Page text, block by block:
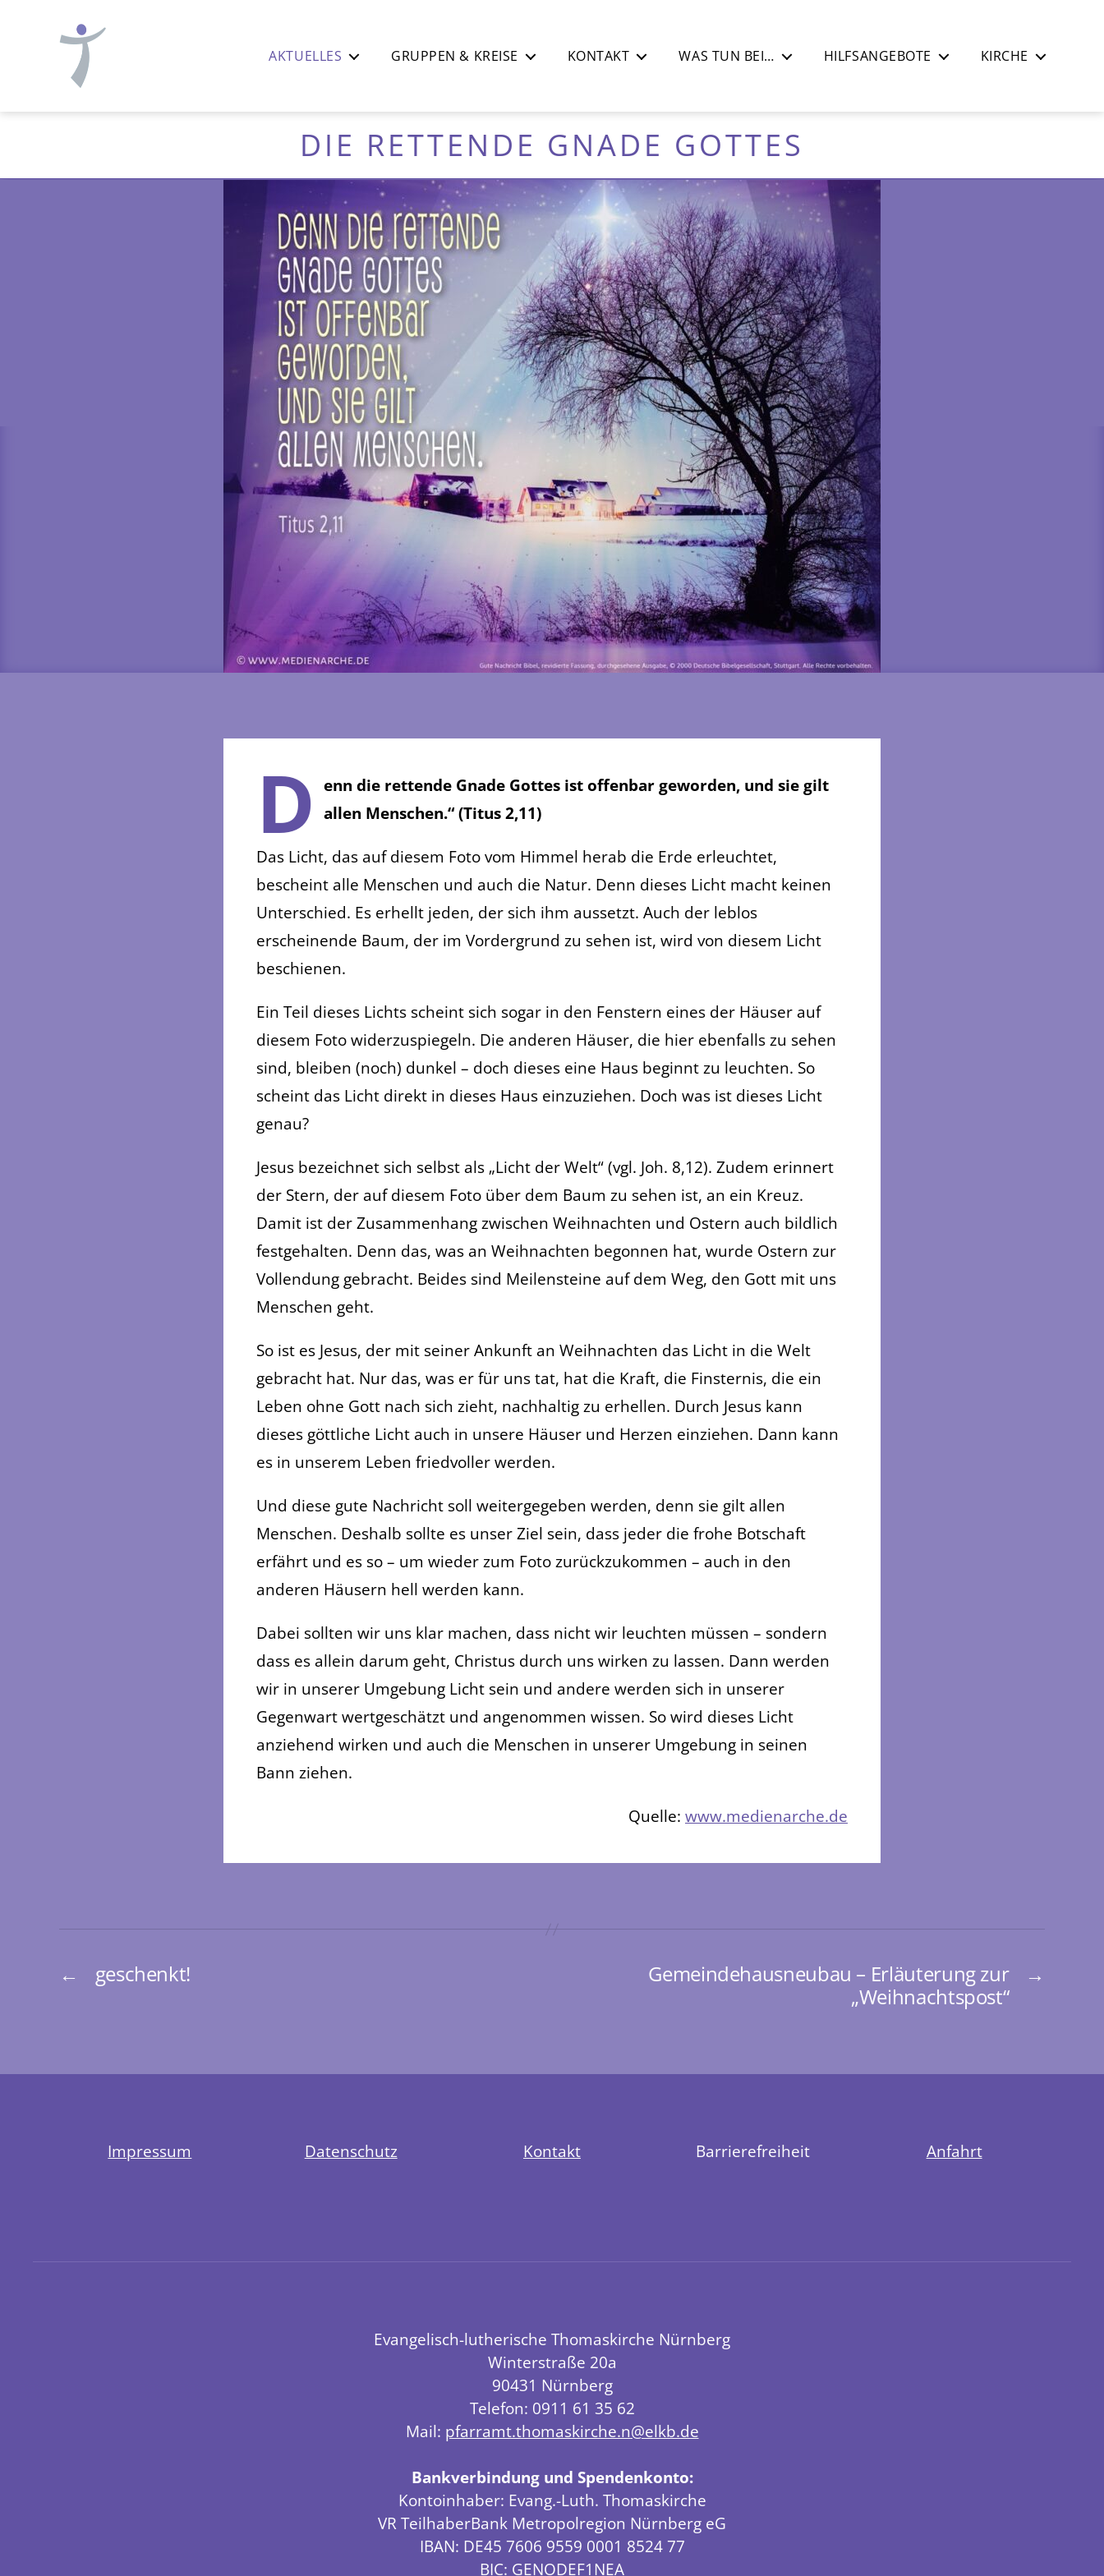
luth.
AKTUELLES GRUPPEN & KREISE KONTAKT WAS TUN BEI… HILFSANGEBOTE KIRCHE
DIE RETTENDE GNADE GOTTES
D
enn die rettende Gnade Gottes ist offenbar geworden, und sie gilt
allen Menschen.“ (Titus 2,11)
Das Licht, das auf diesem Foto vom Himmel herab die Erde erleuchtet,
bescheint alle Menschen und auch die Natur. Denn dieses Licht macht keinen
Unterschied. Es erhellt jeden, der sich ihm aussetzt. Auch der leblos
erscheinende Baum, der im Vordergrund zu sehen ist, wird von diesem Licht
beschienen.
Ein Teil dieses Lichts scheint sich sogar in den Fenstern eines der Häuser auf
diesem Foto widerzuspiegeln. Die anderen Häuser, die hier ebenfalls zu sehen
sind, bleiben (noch) dunkel – doch dieses eine Haus beginnt zu leuchten. So
scheint das Licht direkt in dieses Haus einzuziehen. Doch was ist dieses Licht
genau?
Jesus bezeichnet sich selbst als „Licht der Welt“ (vgl. Joh. 8,12). Zudem erinnert
der Stern, der auf diesem Foto über dem Baum zu sehen ist, an ein Kreuz.
Damit ist der Zusammenhang zwischen Weihnachten und Ostern auch bildlich
festgehalten. Denn das, was an Weihnachten begonnen hat, wurde Ostern zur
Vollendung gebracht. Beides sind Meilensteine auf dem Weg, den Gott mit uns
Menschen geht.
So ist es Jesus, der mit seiner Ankunft an Weihnachten das Licht in die Welt
gebracht hat. Nur das, was er für uns tat, hat die Kraft, die Finsternis, die ein
Leben ohne Gott nach sich zieht, nachhaltig zu erhellen. Durch Jesus kann
dieses göttliche Licht auch in unsere Häuser und Herzen einziehen. Dann kann
es in unserem Leben friedvoller werden.
Und diese gute Nachricht soll weitergegeben werden, denn sie gilt allen
Menschen. Deshalb sollte es unser Ziel sein, dass jeder die frohe Botschaft
erfährt und es so – um wieder zum Foto zurückzukommen – auch in den
anderen Häusern hell werden kann.
Dabei sollten wir uns klar machen, dass nicht wir leuchten müssen – sondern
dass es allein darum geht, Christus durch uns wirken zu lassen. Dann werden
wir in unserer Umgebung Licht sein und andere werden sich in unserer
Gegenwart wertgeschätzt und angenommen wissen. So wird dieses Licht
anziehend wirken und auch die Menschen in unserer Umgebung in seinen
Bann ziehen.
Quelle: www.medienarche.de
← geschenkt! →
Gemeindehausneubau – Erläuterung zur
„Weihnachtspost“
Impressum Datenschutz Kontakt Barrierefreiheit Anfahrt
Evangelisch-lutherische Thomaskirche Nürnberg
Winterstraße 20a
90431 Nürnberg
Telefon: 0911 61 35 62
Mail: pfarramt.thomaskirche.n@elkb.de
Bankverbindung und Spendenkonto:
Kontoinhaber: Evang.-Luth. Thomaskirche
VR TeilhaberBank Metropolregion Nürnberg eG
IBAN: DE45 7606 9559 0001 8524 77
BIC: GENODEF1NEA